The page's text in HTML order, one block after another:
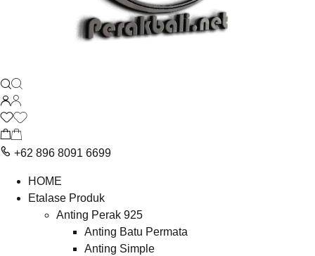
+62 896 8091 6699
HOME
Etalase Produk
Anting Perak 925
Anting Batu Permata
Anting Simple